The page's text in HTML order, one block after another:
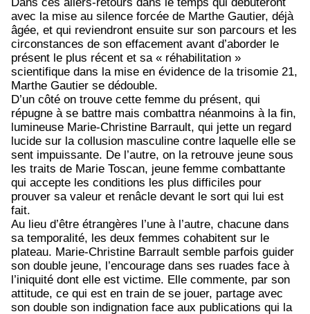
avec la mise au silence forcée de Marthe Gautier, déjà
âgée, et qui reviendront ensuite sur son parcours et les
circonstances de son effacement avant d’aborder le
présent le plus récent et sa « réhabilitation »
scientifique dans la mise en évidence de la trisomie 21,
Marthe Gautier se dédouble.
D’un côté on trouve cette femme du présent, qui
répugne à se battre mais combattra néanmoins à la fin,
lumineuse Marie-Christine Barrault, qui jette un regard
lucide sur la collusion masculine contre laquelle elle se
sent impuissante. De l’autre, on la retrouve jeune sous
les traits de Marie Toscan, jeune femme combattante
qui accepte les conditions les plus difficiles pour
prouver sa valeur et renâcle devant le sort qui lui est
fait.
Au lieu d’être étrangères l’une à l’autre, chacune dans
sa temporalité, les deux femmes cohabitent sur le
plateau. Marie-Christine Barrault semble parfois guider
son double jeune, l’encourage dans ses ruades face à
l’iniquité dont elle est victime. Elle commente, par son
attitude, ce qui est en train de se jouer, partage avec
son double son indignation face aux publications qui la